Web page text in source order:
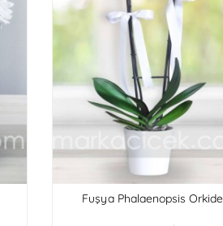
Fuşya Phalaenopsis Orkide